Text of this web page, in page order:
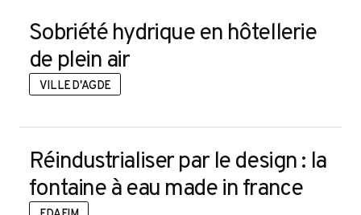
Sobriété hydrique en hôtellerie
de plein air
VILLE D'AGDE
Réindustrialiser par le design : la
fontaine à eau made in france